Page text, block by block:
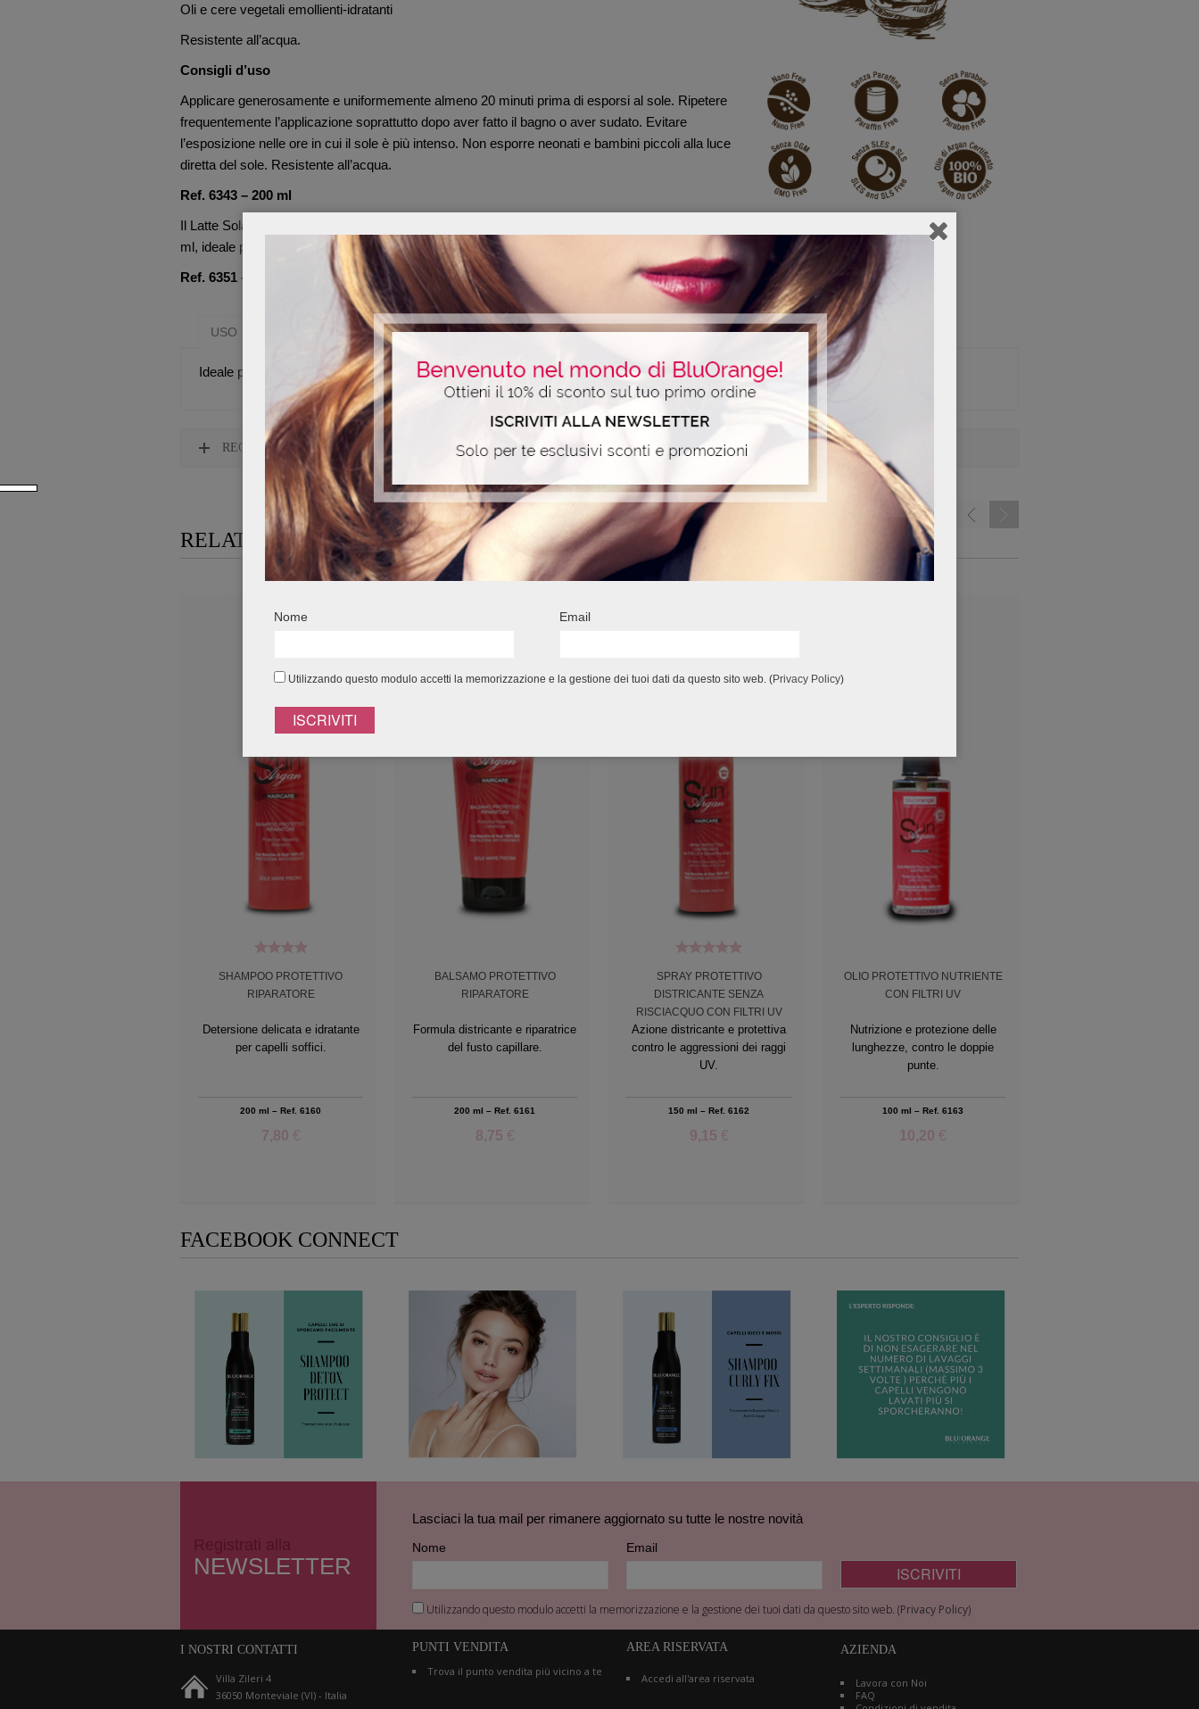
Oli e cere vegetali emollienti-idratanti
Resistente all’acqua.
Consigli d’uso
Applicare generosamente e uniformemente almeno 20 minuti prima di esporsi al sole. Ripetere
frequentemente l’applicazione soprattutto dopo aver fatto il bagno o aver sudato. Evitare
l’esposizione nelle ore in cui il sole è più intenso. Non esporre neonati e bambini piccoli alla luce
diretta del sole. Resistente all’acqua.
Ref. 6343 – 200 ml
Il Latte Solare Idratante SPF 15 è disponibile anche nel nuovo comodo formato da viaggio da 75
ml, ideale per vacanze brevi ma anche per gli spostamenti in aereo.
Ref. 6351 – 75 ml
USO
Ideale per proteggere la pelle durante le ore di esposizione al sole.
SOSTANZE FUNZIONALI TIPS
RECENSIONI
RELATED PRODUCTS
4.00
SHAMPOO PROTETTIVO
RIPARATORE
Detersione delicata e idratante
per capelli soffici.
200 ml – Ref. 6160
7,80 €
BALSAMO PROTETTIVO
RIPARATORE
Formula districante e riparatrice
del fusto capillare.
200 ml – Ref. 6161
8,75 €
5.00
SPRAY PROTETTIVO
DISTRICANTE SENZA
RISCIACQUO CON FILTRI UV
Azione districante e protettiva
contro le aggressioni dei raggi
UV.
150 ml – Ref. 6162
9,15 €
OLIO PROTETTIVO NUTRIENTE
CON FILTRI UV
Nutrizione e protezione delle
lunghezze, contro le doppie
punte.
100 ml – Ref. 6163
10,20 €
FACEBOOK CONNECT
NEWSLETTER
Lasciaci la tua mail per rimanere aggiornato su tutte le nostre novità
Nome Email
Utilizzando questo modulo accetti la memorizzazione e la gestione dei tuoi dati da questo sito web. (Privacy Policy)
I NOSTRI CONTATTI
Villa Zileri 4
36050 Monteviale (VI) - Italia
PUNTI VENDITA
Trova il punto vendita più vicino a te
AREA RISERVATA
Accedi all'area riservata
AZIENDA
Lavora con Noi
FAQ
Nome Email
Utilizzando questo modulo accetti la memorizzazione e la gestione dei tuoi dati da questo sito web. (Privacy Policy)